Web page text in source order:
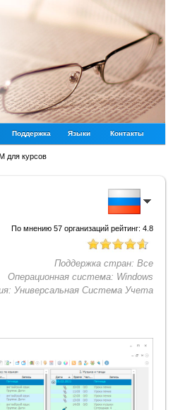
Поддержка Языки Контакты
для курсов
По мнению 57организаций рейтинг: 4.8
Поддержка стран: Все
Операционная система: Windows
Универсальная Система Учета